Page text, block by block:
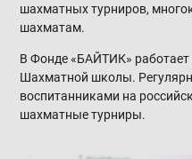
шахматных турниров,
шахматам.
В Фонде «БАЙТИК»
Шахматной школы.
воспитанниками на
шахматные турниры.